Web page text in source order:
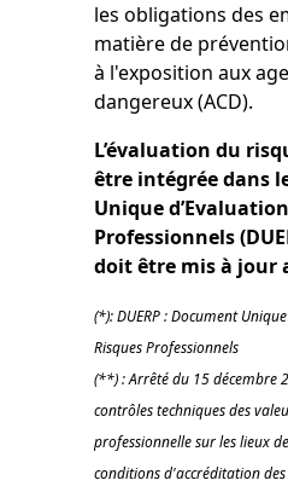
les obligations des
matière de
à l'exposition aux
dangereux (ACD).
L’évaluation du
être intégrée dans
Unique
Professionnels
doit être mis à jour
(*): DUERP : Document
Risques Professionnels
(**) : Arrêté du 15 décembre
contrôles techniques des
professionnelle sur les lieux
conditions d'accréditation